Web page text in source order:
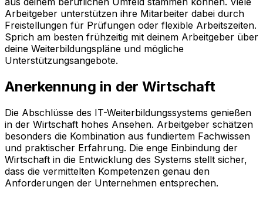
Arbeitgeber unterstützen ihre Mitarbeiter dabei durch
Freistellungen für Prüfungen oder flexible Arbeitszeiten.
Sprich am besten frühzeitig mit deinem Arbeitgeber über
deine Weiterbildungspläne und mögliche
Unterstützungsangebote.
Anerkennung in der Wirtschaft
Die Abschlüsse des IT-Weiterbildungssystems genießen
in der Wirtschaft hohes Ansehen. Arbeitgeber schätzen
besonders die Kombination aus fundiertem Fachwissen
und praktischer Erfahrung. Die enge Einbindung der
Wirtschaft in die Entwicklung des Systems stellt sicher,
dass die vermittelten Kompetenzen genau den
Anforderungen der Unternehmen entsprechen.